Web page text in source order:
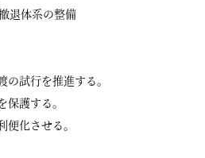
退体系の整備
試行を推進する。
護する。
化させる。